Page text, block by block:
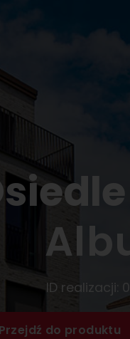
ID realizacji:
Przejdź do produktu